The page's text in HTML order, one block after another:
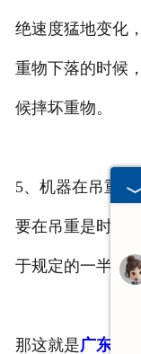
绝速度猛地变化
重物下落的时候
候摔坏重物。
5、机器在吊重的
要在吊重是时候
于规定的一半。
那这就是广东龙